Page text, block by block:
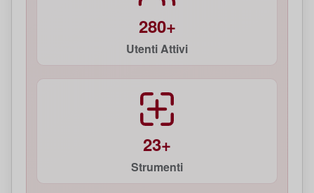
280+
Utenti Attivi
23+
Strumenti